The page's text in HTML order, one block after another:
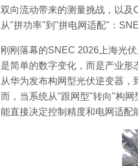
双向流动带来的测量挑战，以及
从"拼功率"到"拼电网适配"：
刚刚落幕的SNEC 2026上海光
是简单的数字变化，而是产业
从华为发布构网型光伏逆变器
而，当系统从"跟网型"转向"构
能直接决定控制精度和电网适配